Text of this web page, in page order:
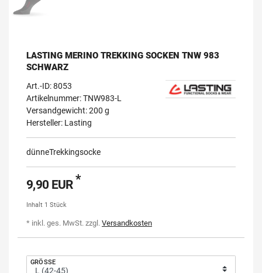
LASTING MERINO TREKKING SOCKEN TNW 983
SCHWARZ
Art.-ID:8053
Artikelnummer: TNW983-L
Versandgewicht: 200 g
Hersteller: Lasting
dünneTrekkingsocke
9,90 EUR*
Inhalt 1 Stück
* inkl. ges. MwSt. zzgl. Versandkosten
GRÖSSE